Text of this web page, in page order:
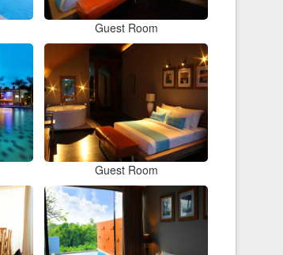
Guest Room
Guest Room